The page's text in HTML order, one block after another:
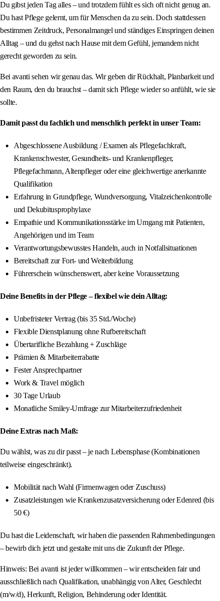
Du gibst jeden Tag alles – und trotzdem fühlt es sich oft nicht genug an.
Du hast Pflege gelernt, um für Menschen da zu sein. Doch stattdessen
bestimmen Zeitdruck, Personalmangel und ständiges Einspringen deinen
Alltag – und du gehst nach Hause mit dem Gefühl, jemandem nicht
gerecht geworden zu sein.
Bei avanti sehen wir genau das. Wir geben dir Rückhalt, Planbarkeit und
den Raum, den du brauchst – damit sich Pflege wieder so anfühlt, wie sie
sollte.
Damit passt du fachlich und menschlich perfekt in unser Team:
Abgeschlossene Ausbildung / Examen als Pflegefachkraft,
Krankenschwester, Gesundheits- und Krankenpfleger,
Pflegefachmann, Altenpfleger oder eine gleichwertige anerkannte
Qualifikation
Erfahrung in Grundpflege, Wundversorgung, Vitalzeichenkontrolle
und Dekubitusprophylaxe
Empathie und Kommunikationsstärke im Umgang mit Patienten,
Angehörigen und im Team
Verantwortungsbewusstes Handeln, auch in Notfallsituationen
Bereitschaft zur Fort- und Weiterbildung
Führerschein wünschenswert, aber keine Voraussetzung
Deine Benefits in der Pflege – flexibel wie dein Alltag:
Unbefristeter Vertrag (bis 35 Std./Woche)
Flexible Dienstplanung ohne Rufbereitschaft
Übertarifliche Bezahlung + Zuschläge
Prämien & Mitarbeiterrabatte
Fester Ansprechpartner
Work & Travel möglich
30 Tage Urlaub
Monatliche Smiley-Umfrage zur Mitarbeiterzufriedenheit
Deine Extras nach Maß:
Du wählst, was zu dir passt – je nach Lebensphase (Kombinationen
teilweise eingeschränkt).
Mobilität nach Wahl (Firmenwagen oder Zuschuss)
Zusatzleistungen wie Krankenzusatzversicherung oder Edenred (bis
50 €)
Du hast die Leidenschaft, wir haben die passenden Rahmenbedingungen
– bewirb dich jetzt und gestalte mit uns die Zukunft der Pflege.
Hinweis: Bei avanti ist jeder willkommen – wir entscheiden fair und
ausschließlich nach Qualifikation, unabhängig von Alter, Geschlecht
(m/w/d), Herkunft, Religion, Behinderung oder Identität.